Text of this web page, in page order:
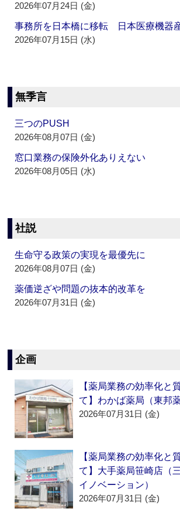
2026年07月24日 (金)
事務所を日本橋に移転 日本医療機器
2026年07月15日 (水)
無季言
三つのPUSH
2026年08月07日 (金)
窓口業務の保険外化ありえない
2026年08月05日 (水)
社説
生命守る政策の実現を最優先に
2026年08月07日 (金)
薬価逆ざや問題の抜本的改革を
2026年07月31日 (金)
企画
【薬局業務の効率化と
て】わかば薬局（東邦薬
2026年07月31日 (金)
【薬局業務の効率化と
て】大手薬局笹崎店（
イノベーション）
2026年07月31日 (金)